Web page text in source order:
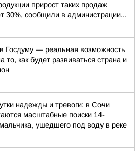
прирост таких продаж
30%, сообщили в администрации...
Госдуму — реальная возможность
то, как будет развиваться страна и
надежды и тревоги: в Сочи
масштабные поиски 14-
ушедшего под воду в реке